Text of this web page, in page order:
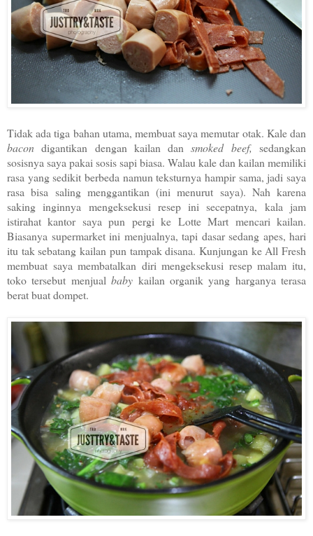
Tidak ada tiga bahan utama, membuat saya memutar otak. Kale dan
bacon digantikan dengan kailan dan smoked beef, sedangkan
sosisnya saya pakai sosis sapi biasa. Walau kale dan kailan memiliki
rasa yang sedikit berbeda namun teksturnya hampir sama, jadi saya
rasa bisa saling menggantikan (ini menurut saya). Nah karena
saking inginnya mengeksekusi resep ini secepatnya, kala jam
istirahat kantor saya pun pergi ke Lotte Mart mencari kailan.
Biasanya supermarket ini menjualnya, tapi dasar sedang apes, hari
itu tak sebatang kailan pun tampak disana. Kunjungan ke All Fresh
membuat saya membatalkan diri mengeksekusi resep malam itu,
toko tersebut menjualbaby kailan organik yang harganya terasa
berat buat dompet.